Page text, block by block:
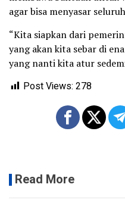
agar bisa menyasar
“Kita siapkan dari
yang akan kita sebar di
yang nanti kita atur
Post Views: 278
Read More